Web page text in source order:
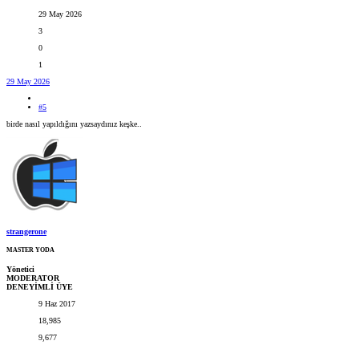
29 May 2026
3
0
1
29 May 2026
#5
birde nasıl yapıldığını yazsaydınız keşke..
strangerone
MASTER YODA
Yönetici
MODERATOR
DENEYİMLİ ÜYE
9 Haz 2017
18,985
9,677